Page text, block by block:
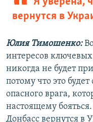
вернутся в
Юлия Тимошенко:
интересов
никогда не будет
потому что это
опасного врага,
настоящему
Донбасс вернутся в